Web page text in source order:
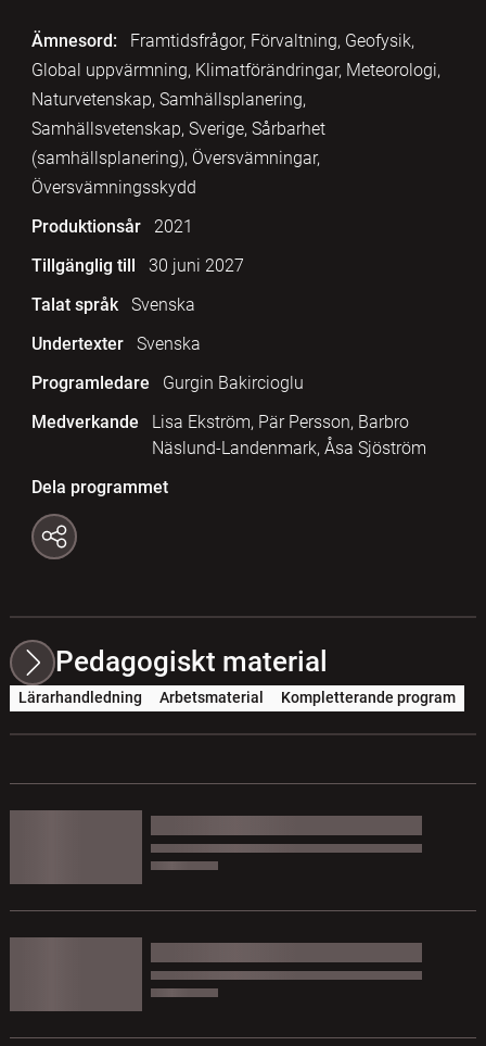
Ämnesord:
Framtidsfrågor, Förvaltning, Geofysik,
Global uppvärmning, Klimatförändringar, Meteorologi,
Naturvetenskap, Samhällsplanering,
Samhällsvetenskap, Sverige, Sårbarhet
(samhällsplanering), Översvämningar,
Översvämningsskydd
Produktionsår
2021
Tillgänglig till
30 juni 2027
Talat språk
Svenska
Undertexter
Svenska
Programledare
Gurgin Bakircioglu
Medverkande
Lisa Ekström, Pär Persson, Barbro
Näslund-Landenmark, Åsa Sjöström
Dela programmet
Pedagogiskt material
Lärarhandledning Arbetsmaterial Kompletterande program